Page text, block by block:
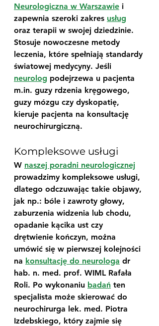
Neurologiczna w Warszawie i
zapewnia szeroki zakres usług
oraz terapii w swojej dziedzinie.
Stosuje nowoczesne metody
leczenia, które spełniają standardy
światowej medycyny. Jeśli
neurolog podejrzewa u pacjenta
m.in. guzy rdzenia kręgowego,
guzy mózgu czy dyskopatię,
kieruje pacjenta na konsultację
neurochirurgiczną.
Kompleksowe usługi
W naszej poradni neurologicznej
prowadzimy kompleksowe usługi,
dlatego odczuwając takie objawy,
jak np.: bóle i zawroty głowy,
zaburzenia widzenia lub chodu,
opadanie kącika ust czy
drętwienie kończyn, można
umówić się w pierwszej kolejności
na konsultację do neurologa dr
hab. n. med. prof. WIML Rafała
Roli. Po wykonaniu badań ten
specjalista może skierować do
neurochirurga lek. med. Piotra
Izdebskiego, który zajmie się